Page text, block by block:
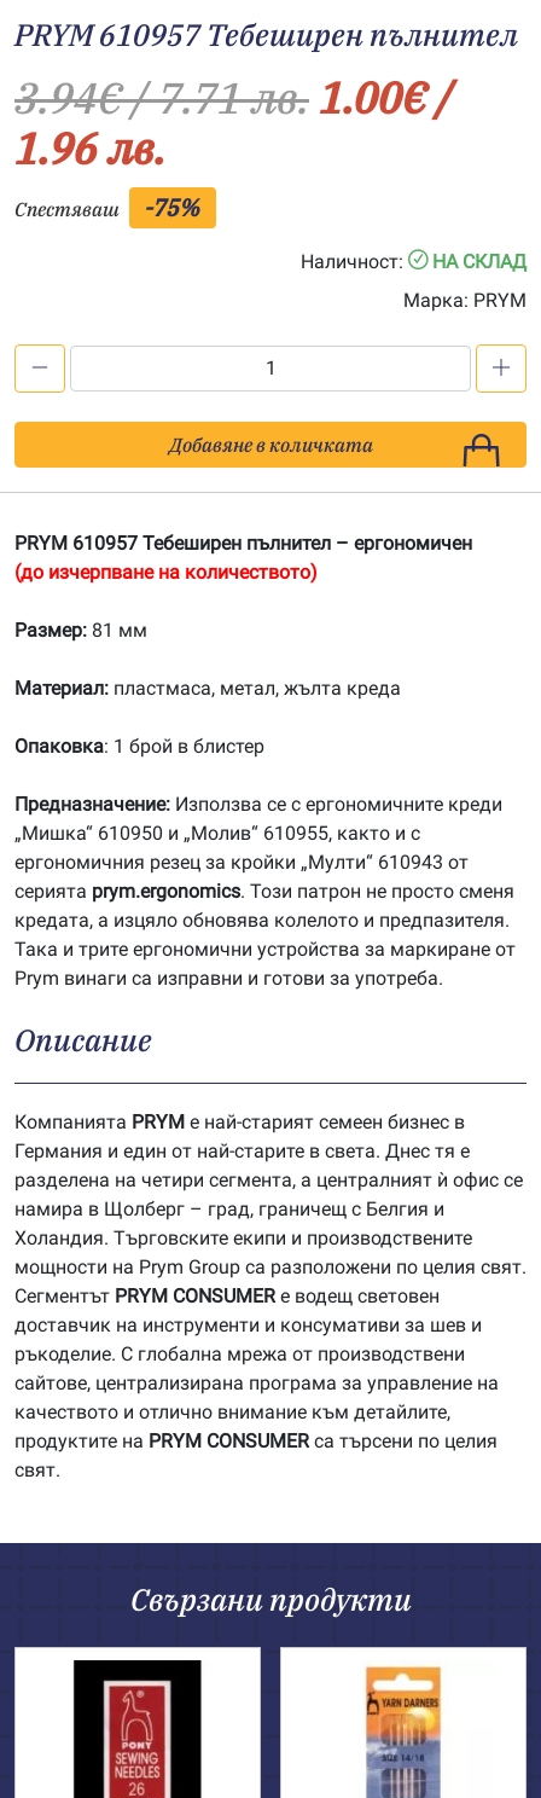
PRYM 610957 Тебеширен пълнител
3.94€/ 7.71 лв.1.00€/
1.96 лв.
Спестяваш -75%
Наличност:
НА СКЛАД
Марка: PRYM
610957
Тебеширен
Добавяне в количката
PRYM 610957 Тебеширен пълнител – ергономичен
(до изчерпване на количеството)
Размер: 81 мм
Материал: пластмаса, метал, жълта креда
Опаковка: 1 брой в блистер
Предназначение: Използва се с ергономичните креди
„Мишка“ 610950 и „Молив“ 610955, както и с
ергономичния резец за кройки „Мулти“ 610943 от
серията prym.ergonomics. Този патрон не просто сменя
кредата, а изцяло обновява колелото и предпазителя.
Така и трите ергономични устройства за маркиране от
Prym винаги са изправни и готови за употреба.
Описание
Компанията PRYM е най-старият семеен бизнес в
Германия и един от най-старите в света. Днес тя е
разделена на четири сегмента, а централният ѝ офис се
намира в Щолберг – град, граничещ с Белгия и
Холандия. Търговските екипи и производствените
мощности на Prym Group са разположени по целия свят.
Сегментът PRYM CONSUMERе водещ световен
доставчик на инструменти и консумативи за шев и
ръкоделие. С глобална мрежа от производствени
сайтове, централизирана програма за управление на
качеството и отлично внимание към детайлите,
продуктите на PRYM CONSUMERса търсени по целия
свят.
Свързани продукти